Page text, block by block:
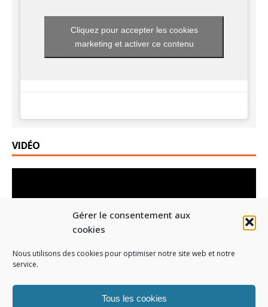
Gérer le consentement aux
cookies
Nous utilisons des cookies pour optimiser notre site web et notre
service.
Tous les cookies
Cliquez pour accepter les cookies
marketing et activer ce contenu
VIDÉO